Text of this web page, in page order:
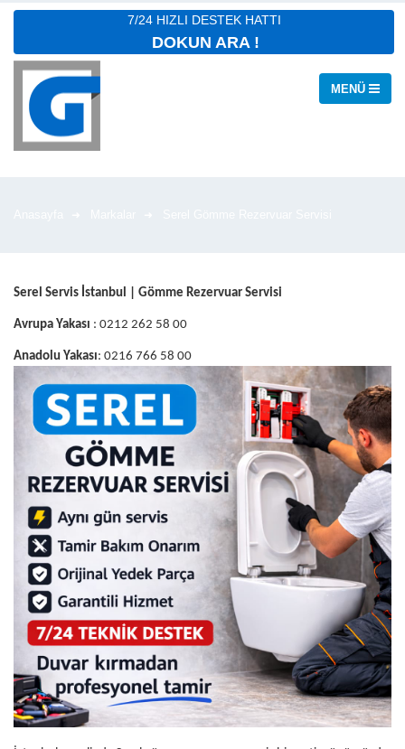
7/24 HIZLI DESTEK HATTI
DOKUN ARA !
Serel Servis İstanbul | Gömme Rezervuar Servisi
Avrupa Yakası : 0212 262 58 00
Anadolu Yakası: 0216 766 58 00